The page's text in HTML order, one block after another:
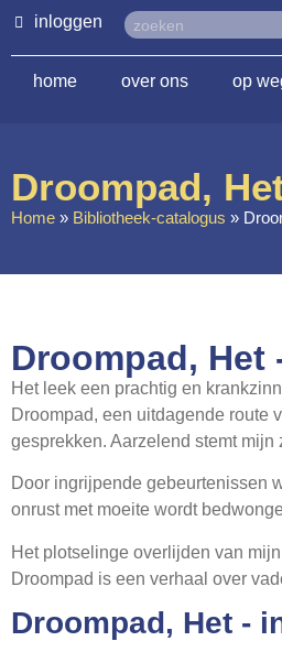
inloggen
home over ons op
Droompad,
Home » Bibliotheek-catalogus »
Droompad,
Het leek een prachtig en
Droompad, een uitdagende route
gesprekken. Aarzelend stemt
Door ingrijpende gebeurtenissen
onrust met moeite wordt
Het plotselinge overlijden van
Droompad is een verhaal over
Droompad, Het -